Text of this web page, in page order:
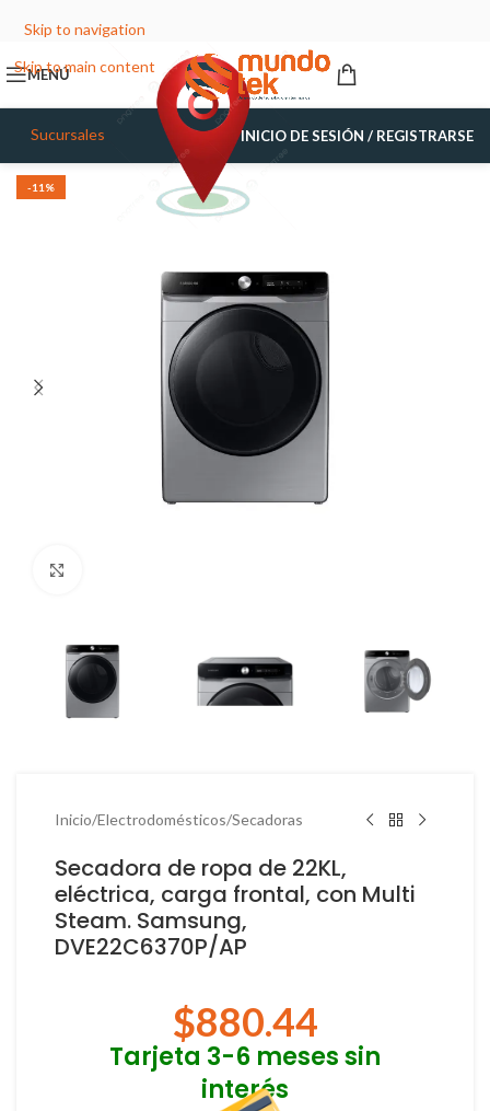
Skip to navigation
Skip to main content
MENÚ
Sucursales INICIO DE SESIÓN / REGISTRARSE
-11%
Inicio/Electrodomésticos/Secadoras
Secadora de ropa de 22KL,
eléctrica, carga frontal, con Multi
Steam. Samsung,
DVE22C6370P/AP
$880.44
Tarjeta 3-6 meses sin
interés